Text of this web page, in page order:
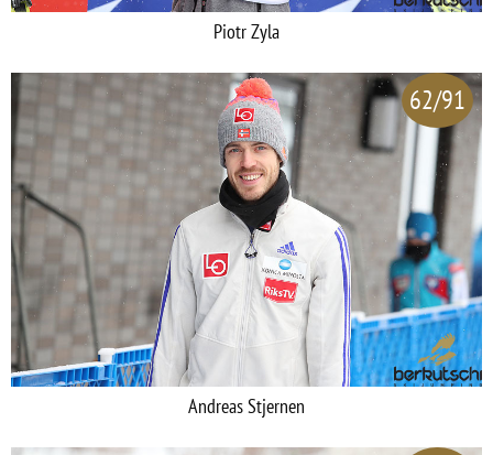
Piotr Zyla
62/91
Andreas Stjernen